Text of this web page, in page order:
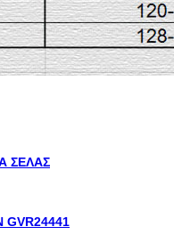
ΣΕΛΑΣ
GVR24441